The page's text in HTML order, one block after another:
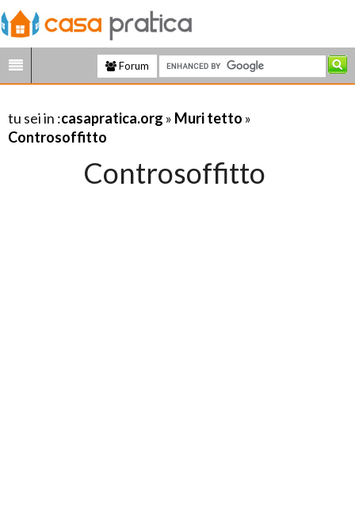
Forum
tu sei in :casapratica.org » Muri tetto »
Controsoffitto
Controsoffitto